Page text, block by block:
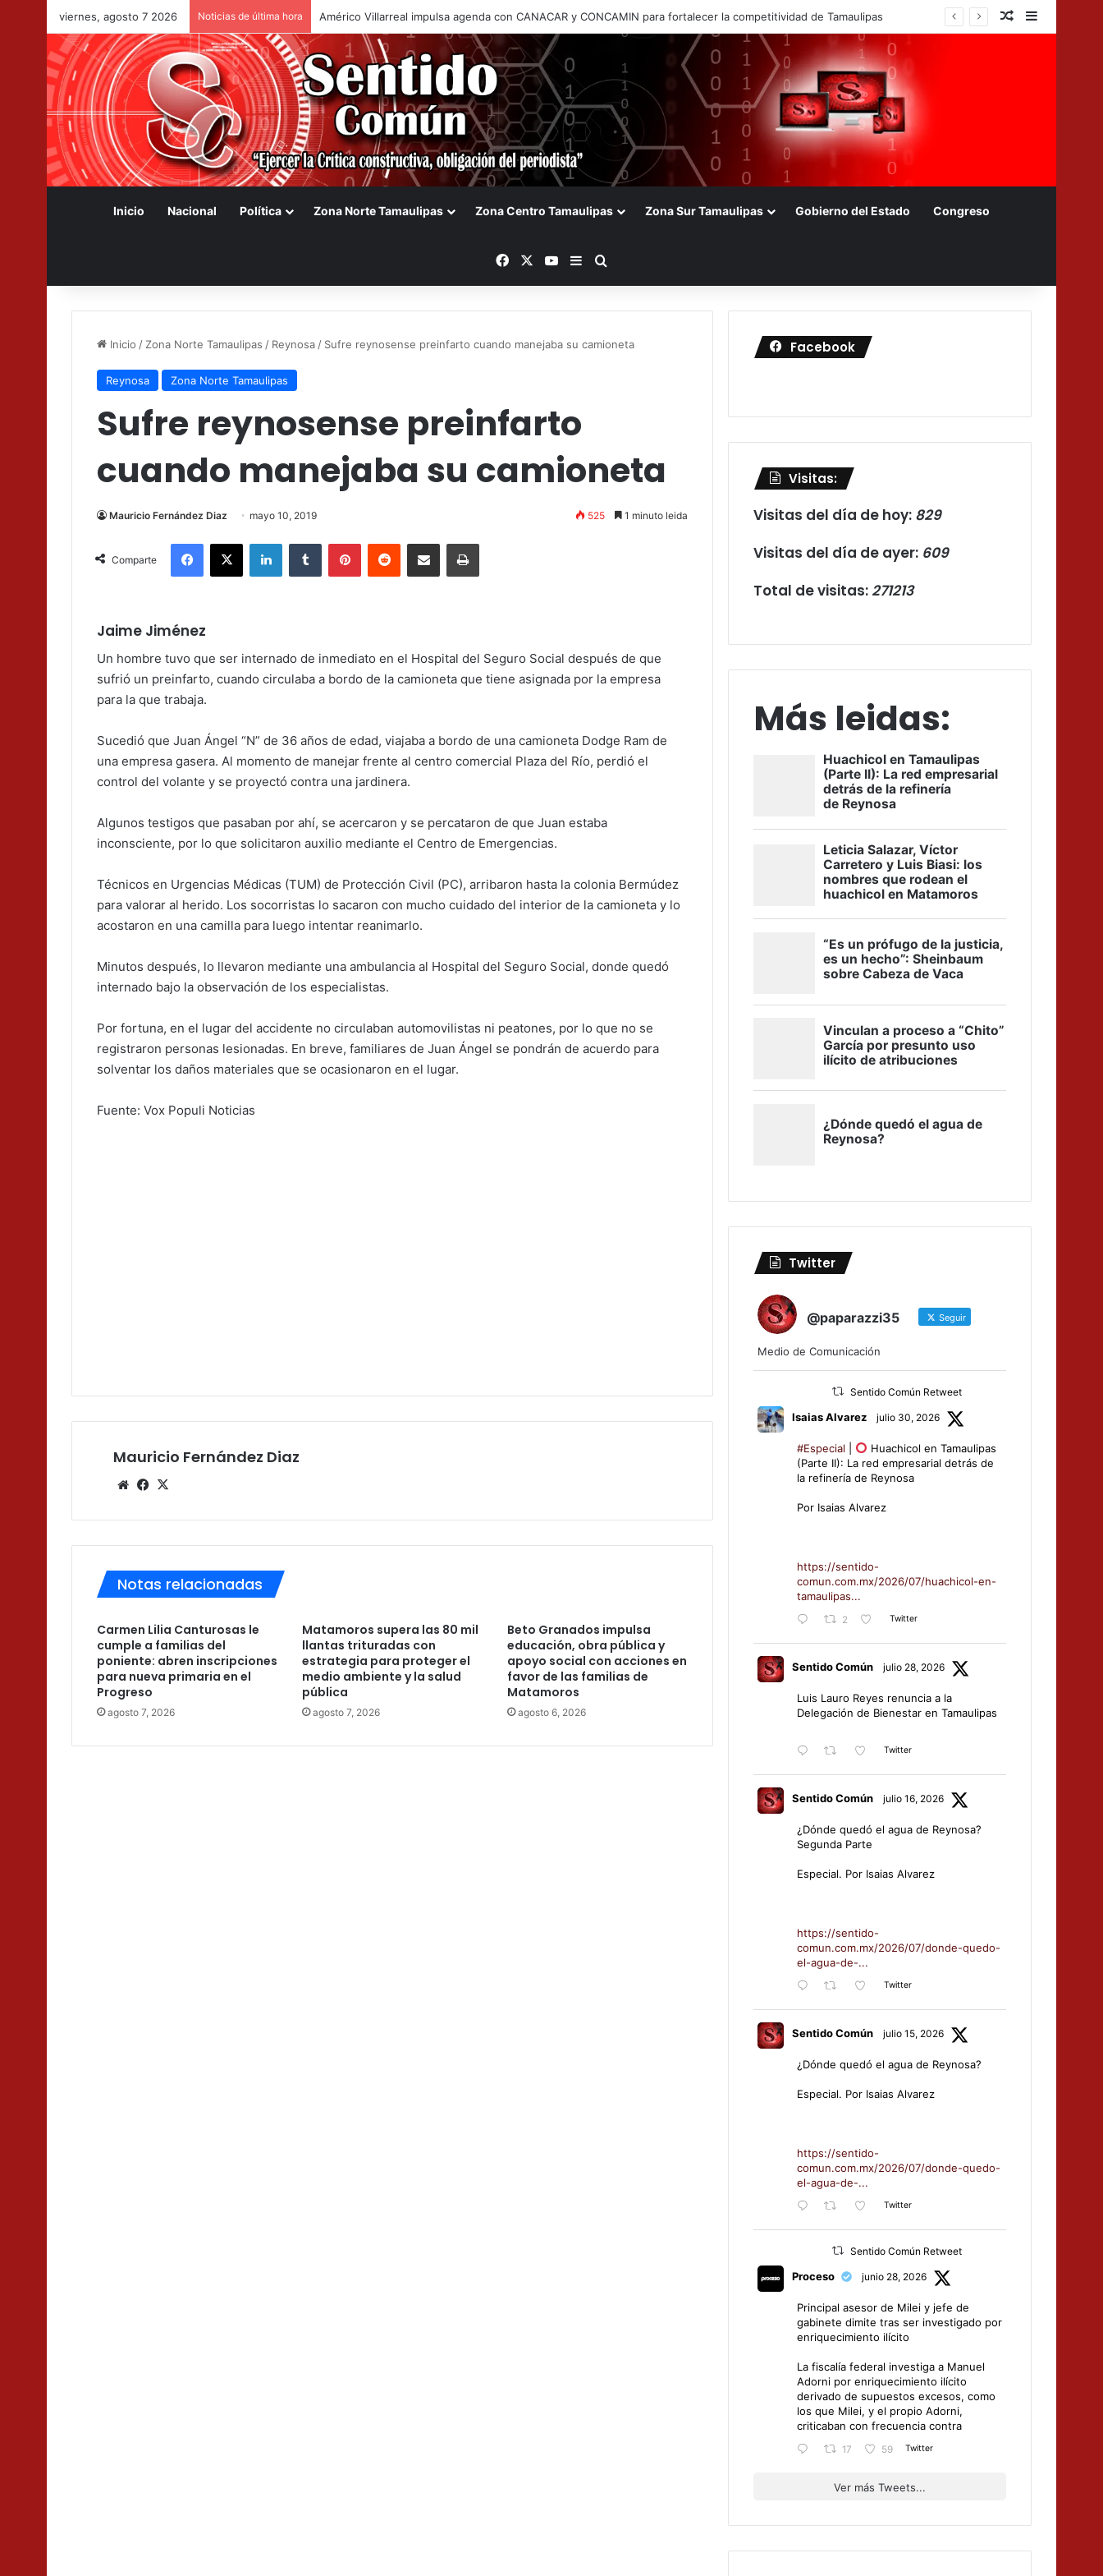
viernes, agosto 7 2026 Noticias de última hora Congreso de Tamaulipas frena iniciativa de Gerardo Peña para cobrar a vehículos foráneos Nota aleatoria
Barra
Inicio Nacional Política Zona Norte Tamaulipas Zona Centro Tamaulipas Zona Sur Tamaulipas Gobierno del Estado Congreso
FacebookYouTubeBarra lateral
Inicio / Zona Norte Tamaulipas / Reynosa / Sufre reynosense preinfarto cuando manejaba su camioneta
Reynosa Zona Norte Tamaulipas
Sufre reynosense preinfarto
cuando manejaba su camioneta
Mauricio Fernández Diaz mayo 10, 2019 525 1 minuto leida
Comparte
Facebook
X LinkedInTumblr PinterestReddit Compartir vía email Imprimir
Jaime Jiménez
Un hombre tuvo que ser internado de inmediato en el Hospital del Seguro Social después de que
sufrió un preinfarto, cuando circulaba a bordo de la camioneta que tiene asignada por la empresa
para la que trabaja.
Sucedió que Juan Ángel “N” de 36 años de edad, viajaba a bordo de una camioneta Dodge Ram de
una empresa gasera. Al momento de manejar frente al centro comercial Plaza del Río, perdió el
control del volante y se proyectó contra una jardinera.
Algunos testigos que pasaban por ahí, se acercaron y se percataron de que Juan estaba
inconsciente, por lo que solicitaron auxilio mediante el Centro de Emergencias.
Técnicos en Urgencias Médicas (TUM) de Protección Civil (PC), arribaron hasta la colonia Bermúdez
para valorar al herido. Los socorristas lo sacaron con mucho cuidado del interior de la camioneta y lo
acostaron en una camilla para luego intentar reanimarlo.
Minutos después, lo llevaron mediante una ambulancia al Hospital del Seguro Social, donde quedó
internado bajo la observación de los especialistas.
Por fortuna, en el lugar del accidente no circulaban automovilistas ni peatones, por lo que no se
registraron personas lesionadas. En breve, familiares de Juan Ángel se pondrán de acuerdo para
solventar los daños materiales que se ocasionaron en el lugar.
Fuente: Vox Populi Noticias
Mauricio Fernández Diaz
SitioFacebook
Notas relacionadas
Carmen Lilia Canturosas le
cumple a familias del
poniente: abren inscripciones
para nueva primaria en el
Progreso
agosto 7, 2026
Matamoros supera las 80 mil
llantas trituradas con
estrategia para proteger el
medio ambiente y la salud
pública
agosto 7, 2026
Beto Granados impulsa
educación, obra pública y
apoyo social con acciones en
favor de las familias de
Matamoros
agosto 6, 2026
Facebook
Visitas:
Visitas del día de hoy: 829
Visitas del día de ayer: 609
Total de visitas: 271213
Más leidas:
Twitter
@paparazzi35 Seguir
Medio de Comunicación
Sentido Común Retweet
Isaias Alvarez julio 30, 2026
#Especial
Huachicol en Tamaulipas
(Parte II): La red empresarial detrás de
la refinería de Reynosa
Por Isaias Alvarez
https://sentido-
comun.com.mx/2026/07/huachicol-en-
tamaulipas...
2 Twitter
Sentido Común julio 28, 2026
Luis Lauro Reyes renuncia a la
Delegación de Bienestar en Tamaulipas
Twitter
Sentido Común julio 16, 2026
¿Dónde quedó el agua de Reynosa?
Segunda Parte
Especial. Por Isaias Alvarez
https://sentido-
comun.com.mx/2026/07/donde-quedo-
el-agua-de-...
Twitter
Sentido Común julio 15, 2026
¿Dónde quedó el agua de Reynosa?
Especial. Por Isaias Alvarez
https://sentido-
comun.com.mx/2026/07/donde-quedo-
el-agua-de-...
Twitter
Sentido Común Retweet
Proceso junio 28, 2026
Principal asesor de Milei y jefe de
gabinete dimite tras ser investigado por
enriquecimiento ilícito
La fiscalía federal investiga a Manuel
Adorni por enriquecimiento ilícito
derivado de supuestos excesos, como
los que Milei, y el propio Adorni,
criticaban con frecuencia contra
17 59 Twitter
Ver más Tweets...